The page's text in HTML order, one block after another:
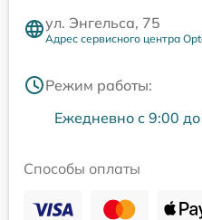
ул. Энгельса, 75
Адрес сервисного центра
Режим работы:
Ежедневно с 9:00
Способы оплаты